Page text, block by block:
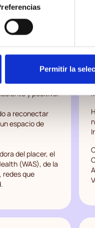
Permitir la
trayectoria en
confianza,
y positiva.
a reconectar
espacio de
del placer, el
(WAS), de la
redes que